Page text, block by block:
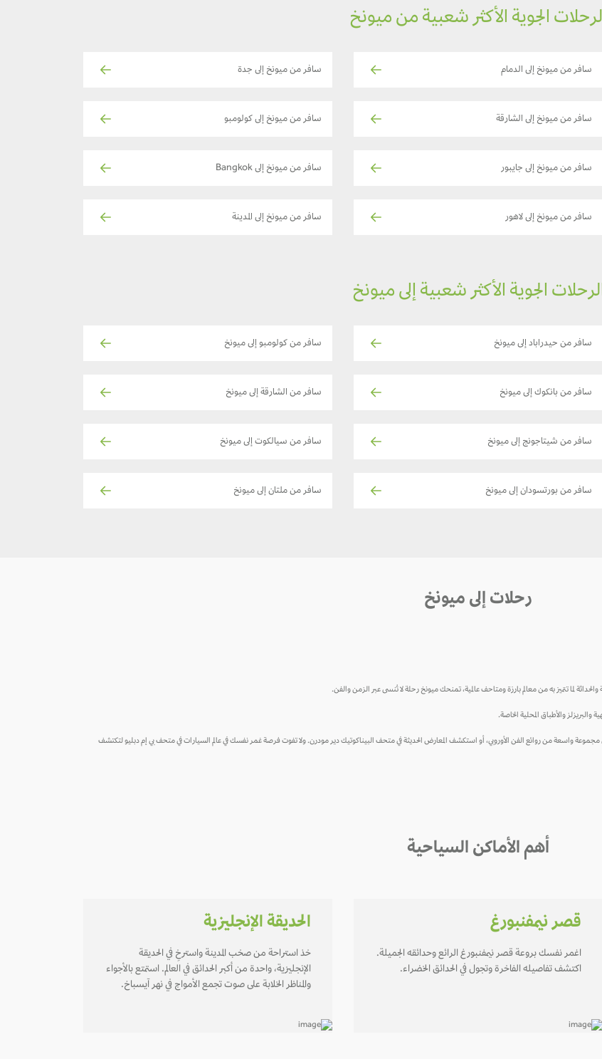
الجوية الأكثر شعبية من ميونخ
سافر من ميونخ إلى الدمام سافر من ميونخ إلى جدة
سافر من ميونخ إلى الشارقة سافر من ميونخ إلى كولومبو
سافر من ميونخ إلى جايبور سافر من ميونخ إلى Bangkok
سافر من ميونخ إلى لاهور سافر من ميونخ إلى المدينة
الجوية الأكثر شعبية إلى ميونخ
سافر من حيدراباد إلى ميونخ سافر من كولومبو إلى ميونخ
سافر من بانكوك إلى ميونخ سافر من الشارقة إلى ميونخ
سافر من شيتاجونج إلى ميونخ سافر من سيالكوت إلى ميونخ
سافر من بورتسودان إلى ميونخ سافر من ملتان إلى ميونخ
رحلات إلى ميونخ
لما تتميز به من معالم بارزة ومتاحف عالمية، تمنحك ميونخ رحلة لا تُنسى عبر الزمن والفن.
والبريزلز والأطباق المحلية الخاصة.
مجموعة واسعة من روائع الفن الأوروبي، أو استكشف المعارض الحديثة في متحف البيناكوتيك دير مودرن. ولا تفوت فرصة غمر نفسك في عالم السيارات في متحف بي إم دبليو لتكتشف
أهم الأماكن السياحية
قصر نيمفنبورغ
اغمر نفسك بروعة قصر نيمفنبورغ الرائع وحدائقه الجميلة.
اكتشف تفاصيله الفاخرة وتجول في الحدائق الخضراء.
الحديقة الإنجليزية
خذ استراحة من صخب المدينة واسترخِ في الحديقة
الإنجليزية، واحدة من أكبر الحدائق في العالم. استمتع بالأجواء
والمناظر الخلابة على صوت تجمع الأمواج في نهر آيسباخ.